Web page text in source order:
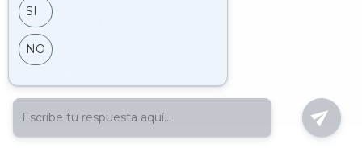
Noticias/Blog
Directorio
Certificado de viaje